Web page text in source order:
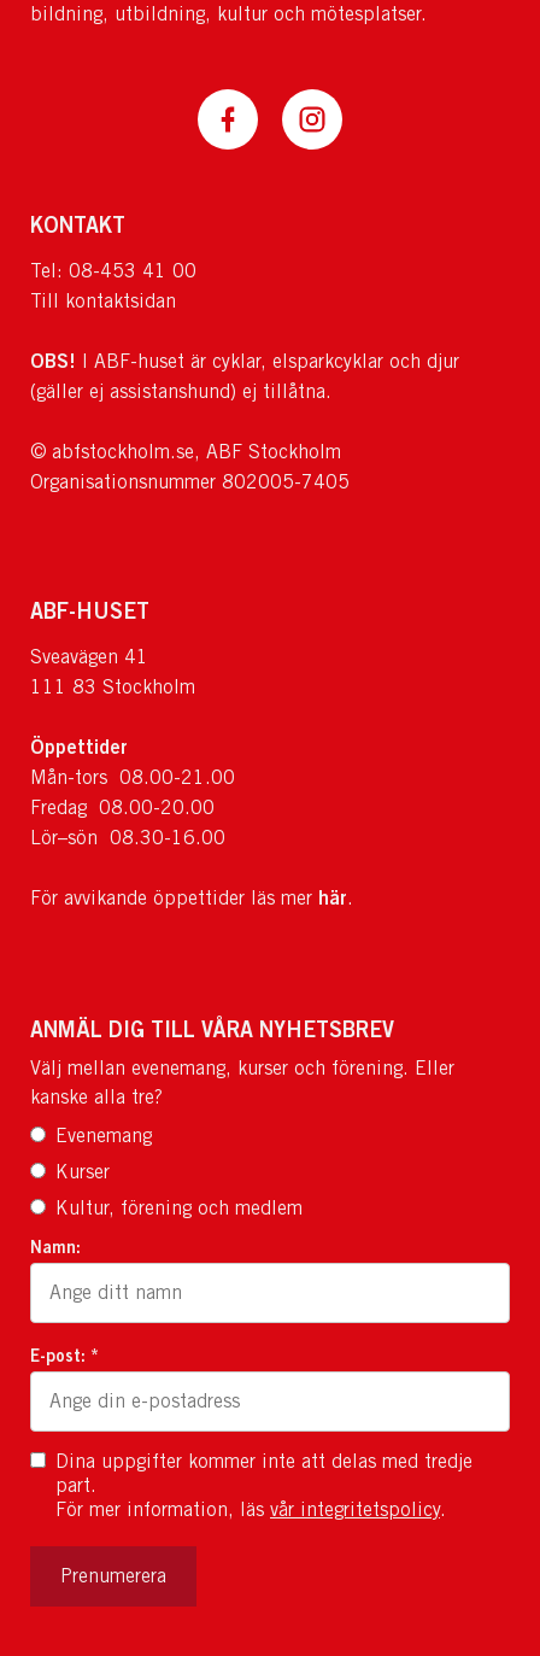
bildning, utbildning, kultur och mötesplatser.
KONTAKT
Tel: 08-453 41 00
Till kontaktsidan
OBS! I ABF-huset är cyklar, elsparkcyklar och djur
(gäller ej assistanshund) ej tillåtna.
© abfstockholm.se, ABF Stockholm
Organisationsnummer 802005-7405
ABF-HUSET
Sveavägen 41
111 83 Stockholm
Öppettider
Mån-tors 08.00-21.00
Fredag 08.00-20.00
Lör–sön 08.30-16.00
För avvikande öppettider läs mer här.
ANMÄL DIG TILL VÅRA NYHETSBREV
Välj mellan evenemang, kurser och förening. Eller
kanske alla tre?
Evenemang
Kurser
Kultur, förening och medlem
Namn:
E-post: *
Dina uppgifter kommer inte att delas med tredje
part.
För mer information, läs vår integritetspolicy.
Prenumerera